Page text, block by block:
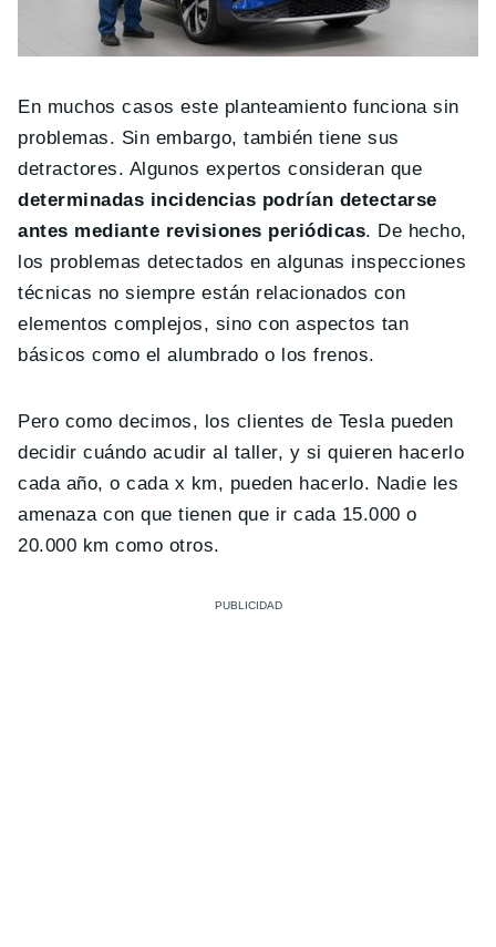
En muchos casos este planteamiento funciona sin
problemas. Sin embargo, también tiene sus
detractores. Algunos expertos consideran que
determinadas incidencias podrían detectarse
antes mediante revisiones periódicas. De hecho,
los problemas detectados en algunas inspecciones
técnicas no siempre están relacionados con
elementos complejos, sino con aspectos tan
básicos como el alumbrado o los frenos.
Pero como decimos, los clientes de Tesla pueden
decidir cuándo acudir al taller, y si quieren hacerlo
cada año, o cada x km, pueden hacerlo. Nadie les
amenaza con que tienen que ir cada 15.000 o
20.000 km como otros.